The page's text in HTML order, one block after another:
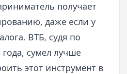
получает
даже если у
ВТБ, судя по
года, сумел лучше
этот инструмент в